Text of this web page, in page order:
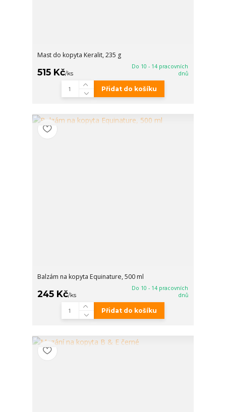
Mast do kopyta Keralit, 235 g
515 Kč/ks
Do 10 - 14 pracovních
dnů
Přidat do košíku
Balzám na kopyta Equinature, 500 ml
245 Kč/ks
Do 10 - 14 pracovních
dnů
Přidat do košíku